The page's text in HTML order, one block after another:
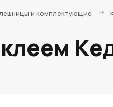
и комплектующие